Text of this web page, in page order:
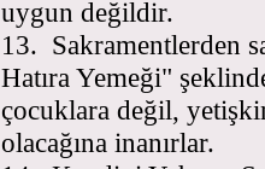
uygun değildir.
13. Sakramentlerden
Hatıra Yemeği"
çocuklara değil,
olacağına inanırlar.